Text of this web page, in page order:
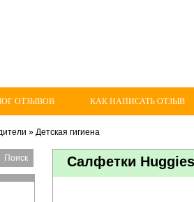
ОТЗЫВОВ КАК НАПИСАТЬ ОТЗЫВ
» Детская гигиена
Салфетки